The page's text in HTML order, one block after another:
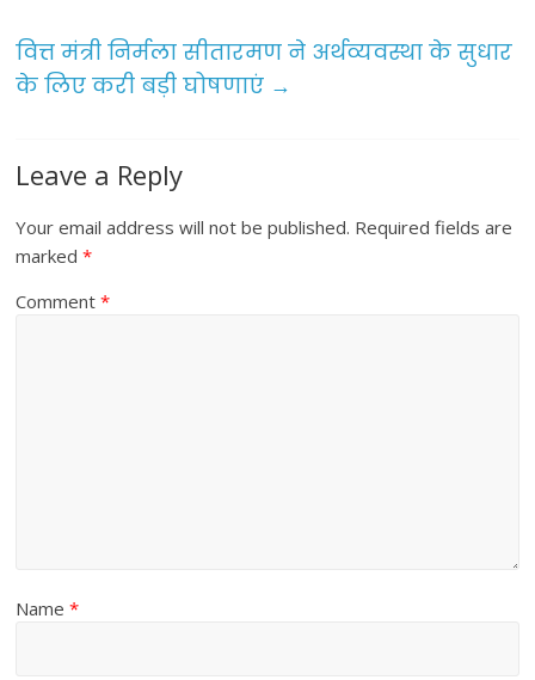
o
k
वित्त मंत्री निर्मला सीतारमण ने अर्थव्यवस्था के सुधार
के लिए करी बड़ी घोषणाएं →
Leave a Reply
Your email address will not be published. Required fields are
marked*
Comment*
Name*